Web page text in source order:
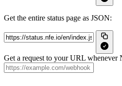
Get the entire status page as JSON:
Get a request to your URL whenever